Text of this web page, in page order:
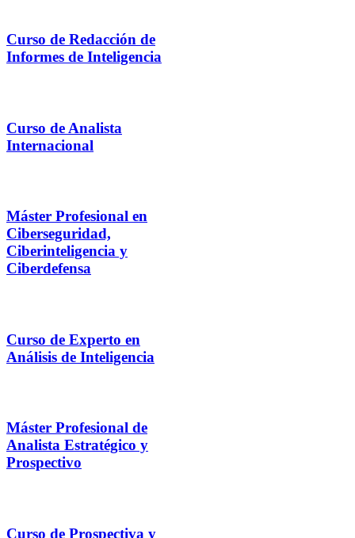
Curso de Redacción de
Informes de Inteligencia
Curso de Analista
Internacional
Máster Profesional en
Ciberseguridad,
Ciberinteligencia y
Ciberdefensa
Curso de Experto en
Análisis de Inteligencia
Máster Profesional de
Analista Estratégico y
Prospectivo
Curso de Prospectiva y